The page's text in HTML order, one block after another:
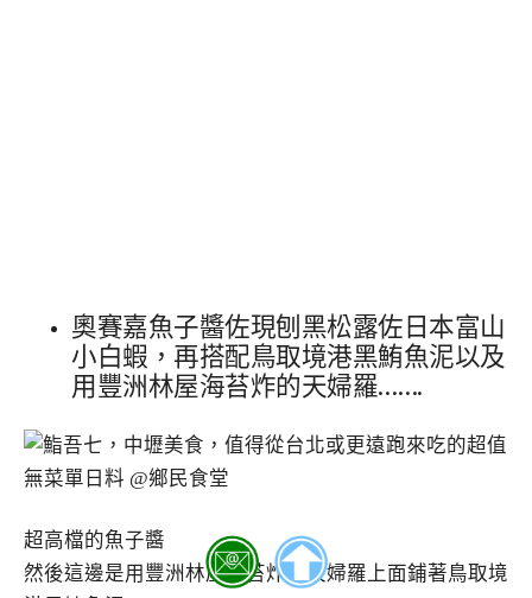
奧賽嘉魚子醬佐現刨黑松露佐日本富山
小白蝦，再搭配鳥取境港黑鮪魚泥以及
用豐洲林屋海苔炸的天婦羅…….
超高檔的魚子醬
然後這邊是用豐洲林屋海苔炸的天婦羅上面鋪著鳥取境